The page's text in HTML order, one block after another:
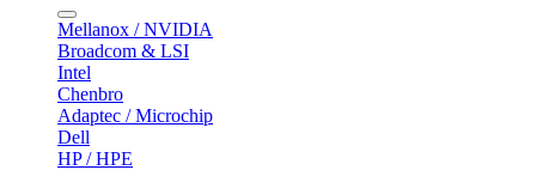
Mellanox / NVIDIA
Broadcom & LSI
Intel
Chenbro
Adaptec / Microchip
Dell
HP / HPE